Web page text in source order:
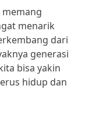
memang
menarik
dari
generasi
bisa yakin
hidup dan